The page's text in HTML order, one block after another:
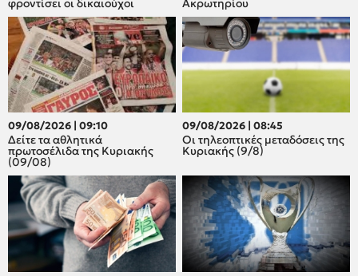
φροντίσει οι δικαιούχοι Ακρωτηρίου
09/08/2026 | 09:10
Δείτε τα αθλητικά
πρωτοσέλιδα της Κυριακής
(09/08)
09/08/2026 | 08:45
Οι τηλεοπτικές μεταδόσεις της
Κυριακής (9/8)